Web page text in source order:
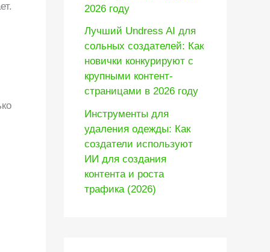
2026 году
Лучший Undress AI для
сольных создателей: Как
новички конкурируют с
крупными контент-
страницами в 2026 году
Инструменты для
удаления одежды: Как
создатели используют
ИИ для создания
контента и роста
трафика (2026)